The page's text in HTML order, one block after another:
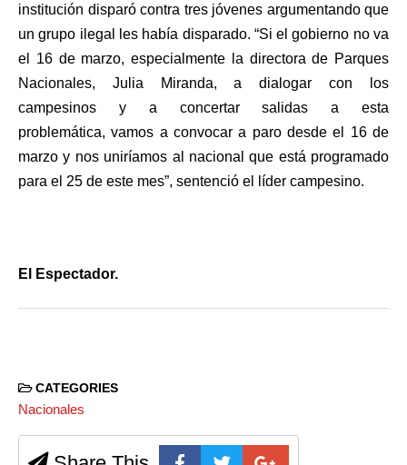
institución disparó contra tres jóvenes argumentando que
un grupo ilegal les había disparado. “Si el gobierno no va
el 16 de marzo, especialmente la directora de Parques
Nacionales, Julia Miranda, a dialogar con los
campesinos y a concertar salidas a esta
problemática, vamos a convocar a paro desde el 16 de
marzo y nos uniríamos al nacional que está programado
para el 25 de este mes”, sentenció el líder campesino.
El Espectador.
CATEGORIES
Nacionales